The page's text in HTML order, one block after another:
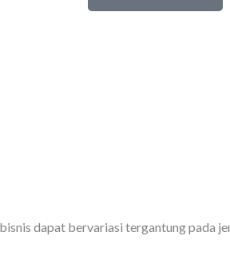
dapat bervariasi tergantung pada